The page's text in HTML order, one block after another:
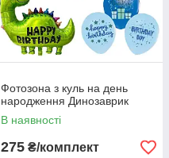
Фотозона з куль на день
народження Динозаврик
В наявності
275 ₴/комплект